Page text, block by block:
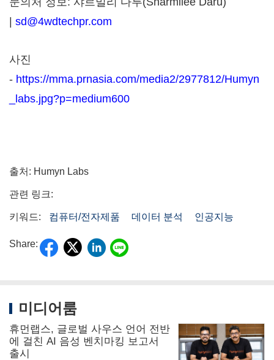
sd@4wdtechpr.com
사진
- https://mma.prnasia.com/media2/2977812/Humyn
_labs.jpg?p=medium600
출처: Humyn Labs
관련 링크:
키워드: 컴퓨터/전자제품 데이터 분석 인공지능
Share:
미디어룸
휴먼랩스, 글로벌 사우스 언어 전반
에 걸친 AI 음성 벤치마킹 보고서
출시